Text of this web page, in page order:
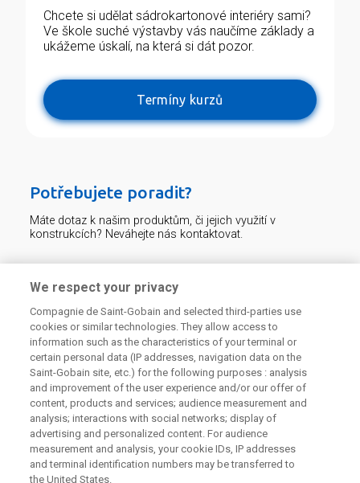
Chcete si udělat sádrokartonové interiéry sami?
Ve škole suché výstavby vás naučíme základy a
ukážeme úskalí, na která si dát pozor.
Termíny kurzů
Potřebujete poradit?
Máte dotaz k našim produktům, či jejich využití v
konstrukcích? Neváhejte nás kontaktovat.
226 292 224 Zaslat dotaz
Odebírejte náš newsletter
We respect your privacy
Compagnie de Saint-Gobain and selected third-parties use
cookies or similar technologies. They allow access to
information such as the characteristics of your terminal or
certain personal data (IP addresses, navigation data on the
Saint-Gobain site, etc.) for the following purposes : analysis
and improvement of the user experience and/or our offer of
content, products and services; audience measurement and
analysis; interactions with social networks; display of
advertising and personalized content. For audience
measurement and analysis, your cookie IDs, IP addresses
and terminal identification numbers may be transferred to
the United States.